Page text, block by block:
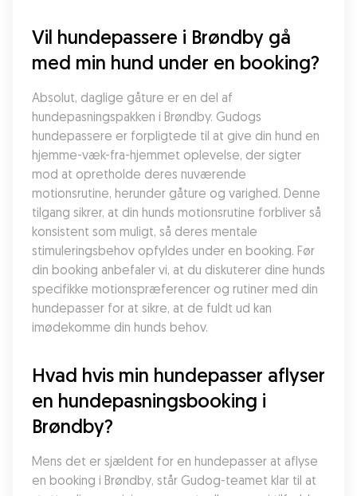
Vil hundepassere i Brøndby gå
med min hund under en booking?
Absolut, daglige gåture er en del af
hundepasningspakken i Brøndby. Gudogs
hundepassere er forpligtede til at give din hund en
hjemme-væk-fra-hjemmet oplevelse, der sigter
mod at opretholde deres nuværende
motionsrutine, herunder gåture og varighed. Denne
tilgang sikrer, at din hunds motionsrutine forbliver så
konsistent som muligt, så deres mentale
stimuleringsbehov opfyldes under en booking. Før
din booking anbefaler vi, at du diskuterer dine hunds
specifikke motionspræferencer og rutiner med din
hundepasser for at sikre, at de fuldt ud kan
imødekomme din hunds behov.
Hvad hvis min hundepasser aflyser
en hundepasningsbooking i
Brøndby?
Mens det er sjældent for en hundepasser at aflyse
en booking i Brøndby, står Gudog-teamet klar til at